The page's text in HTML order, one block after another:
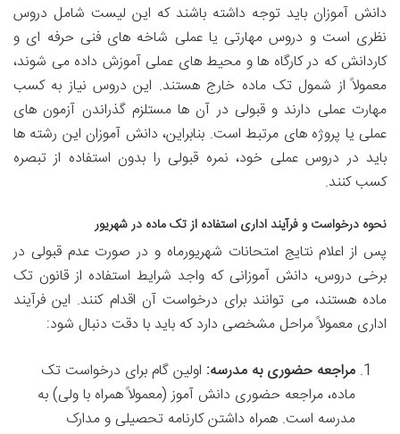
دانش آموزان باید توجه داشته باشند که این لیست شامل دروس
نظری است و دروس مهارتی یا عملی شاخه های فنی حرفه ای و
کاردانش که در کارگاه ها و محیط های عملی آموزش داده می شوند،
معمولاً از شمول تک ماده خارج هستند. این دروس نیاز به کسب
مهارت عملی دارند و قبولی در آن ها مستلزم گذراندن آزمون های
عملی یا پروژه های مرتبط است. بنابراین، دانش آموزان این رشته ها
باید در دروس عملی خود، نمره قبولی را بدون استفاده از تبصره
کسب کنند.
نحوه درخواست و فرآیند اداری استفاده از تک ماده در شهریور
پس از اعلام نتایج امتحانات شهریورماه و در صورت عدم قبولی در
برخی دروس، دانش آموزانی که واجد شرایط استفاده از قانون تک
ماده هستند، می توانند برای درخواست آن اقدام کنند. این فرآیند
اداری معمولاً مراحل مشخصی دارد که باید با دقت دنبال شود:
مراجعه حضوری به مدرسه: اولین گام برای درخواست تک
ماده، مراجعه حضوری دانش آموز (معمولاً همراه با ولی) به
مدرسه است. همراه داشتن کارنامه تحصیلی و مدارک